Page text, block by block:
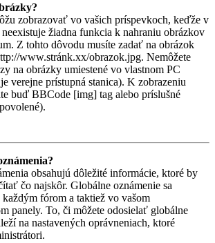
zobrazovať vo vašich príspevkoch, keďže v
neexistuje žiadna funkcia k nahraniu obrázkov
Z tohto dôvodu musíte zadať na obrázok
www.stránk.xx/obrazok.jpg. Nemôžete
na obrázky umiestené vo vlastnom PC
verejne prístupná stanica). K zobrazeniu
buď BBCode [img] tag alebo príslušné
obsahujú dôležité informácie, ktoré by
čo najskôr. Globálne oznámenie sa
každým fórom a taktiež vo vašom
panely. To, či môžete odosielať globálne
na nastavených oprávneniach, ktoré